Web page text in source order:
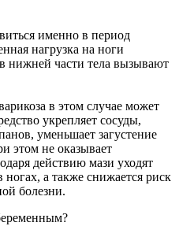
именно в период
нагрузка на ноги
нижней части тела вызывают
в этом случае может
укрепляет сосуды,
уменьшает загустение
этом не оказывает
действию мази уходят
ногах, а также снижается риск
болезни.